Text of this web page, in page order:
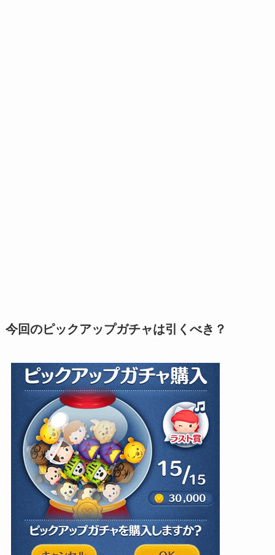
今回のピックアップガチャは引くべき？